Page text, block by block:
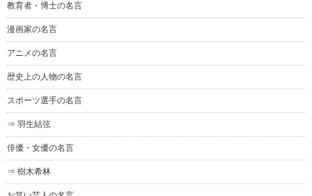
教育者・博士の名言
漫画家の名言
アニメの名言
歴史上の人物の名言
スポーツ選手の名言
⇒ 羽生結弦
俳優・女優の名言
⇒ 樹木希林